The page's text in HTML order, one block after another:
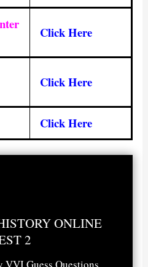
Click Here
Click Here
Click Here
ONLINE
2
VVI Guess Questions